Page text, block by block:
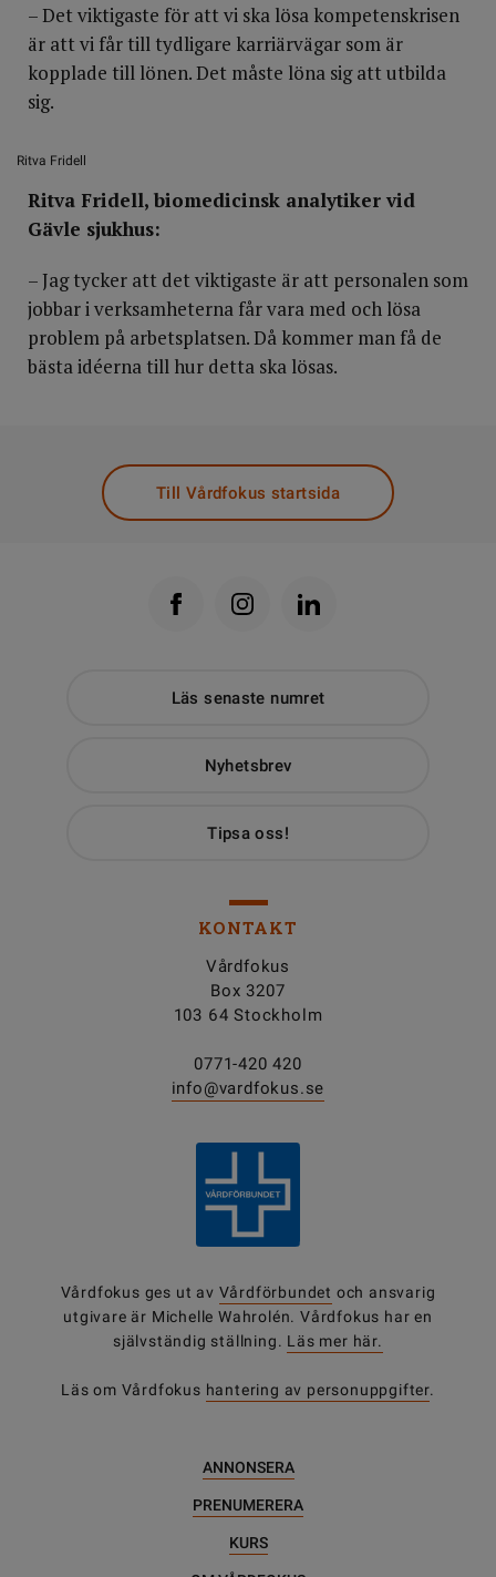
– Det viktigaste för att vi ska lösa kompetenskrisen
är att vi får till tydligare karriärvägar som är
kopplade till lönen. Det måste löna sig att utbilda
sig.
Ritva Fridell
Ritva Fridell, biomedicinsk analytiker vid
Gävle sjukhus:
– Jag tycker att det viktigaste är att personalen som
jobbar i verksamheterna får vara med och lösa
problem på arbetsplatsen. Då kommer man få de
bästa idéerna till hur detta ska lösas.
Till Vårdfokus startsida
Läs senaste numret
Nyhetsbrev
Tipsa oss!
KONTAKT
Vårdfokus
Box 3207
103 64 Stockholm
0771-420 420
info@vardfokus.se
Vårdfokus ges ut av Vårdförbundet och ansvarig
utgivare är Michelle Wahrolén. Vårdfokus har en
självständig ställning. Läs mer här.
Läs om Vårdfokus hantering av personuppgifter.
ANNONSERA
PRENUMERERA
KURS